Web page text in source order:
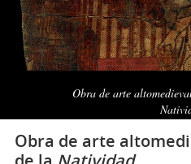
Obra de arte
Naviga
photogallery
Obra de arte